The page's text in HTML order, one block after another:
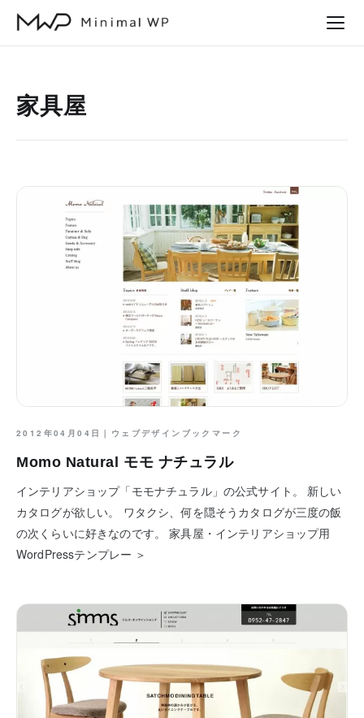
家具屋
2012年04月04日｜ ウェブデザインブックマーク
Momo Natural モモ ナチュラル
インテリアショップ「モモナチュラル」の公式サイト。 新しい
カタログが欲しい。 ワタクシ、何を隠そうカタログが三度の飯
の次くらいに好きなのです。 家具屋・インテリアショップ用
WordPressテンプレー ＞